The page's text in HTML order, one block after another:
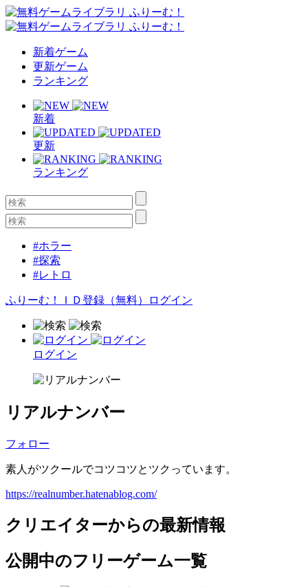
新着ゲーム
更新ゲーム
ランキング
新着
更新
ランキング
#ホラー
#探索
#レトロ
ふりーむ！ＩＤ登録（無料） ログイン
ログイン
リアルナンバー
フォロー
素人がツクールでコツコツとツクっています。
https://realnumber.hatenablog.com/
クリエイターからの最新情報
公開中のフリーゲーム一覧